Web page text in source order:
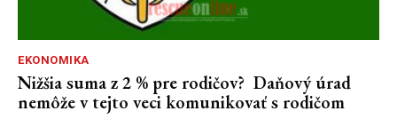
EKONOMIKA
Nižšia suma z 2 % pre rodičov? Daňový úrad
nemôže v tejto veci komunikovať s rodičom